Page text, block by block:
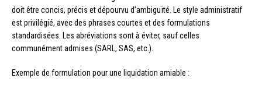
doit être concis, précis et dépourvu d’ambiguïté. Le style administratif
est privilégié, avec des phrases courtes et des formulations
standardisées. Les abréviations sont à éviter, sauf celles
communément admises (SARL, SAS, etc.).
Exemple de formulation pour une liquidation amiable :